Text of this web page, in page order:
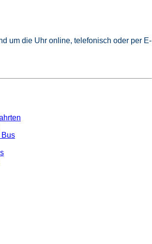
um die Uhr online, telefonisch oder per E-
Bus